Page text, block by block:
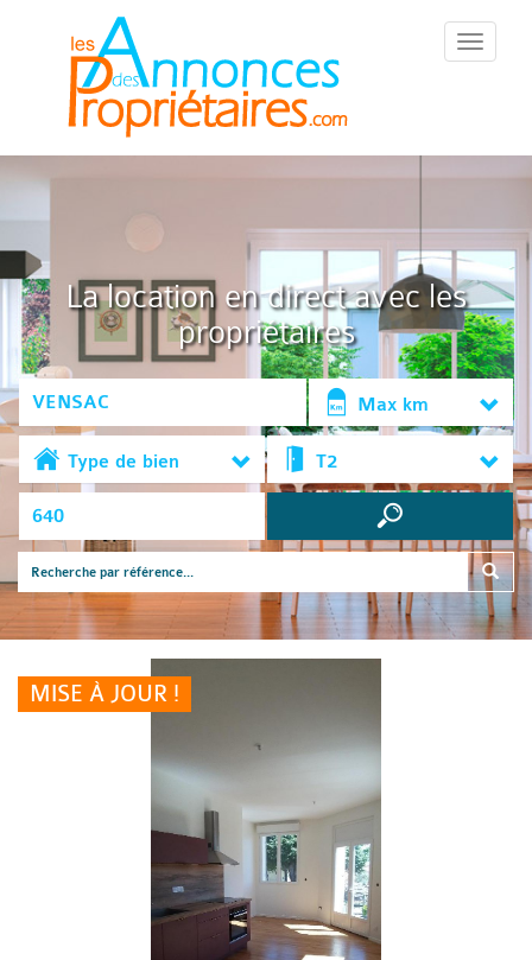
::Menu::
La location en direct avec les
propriétaires
Max km
Type de bien T2
MISE À JOUR !